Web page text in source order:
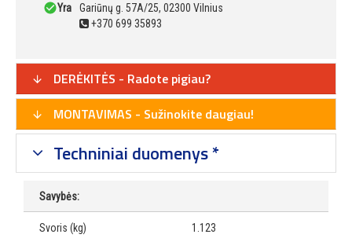
Yra
Gariūnų g. 57A/25, 02300 Vilnius
+370 699 35893
DERĖKITĖS - Radote pigiau?
MONTAVIMAS - Sužinokite daugiau!
Techniniai duomenys *
Savybės:
Svoris (kg) 1.123